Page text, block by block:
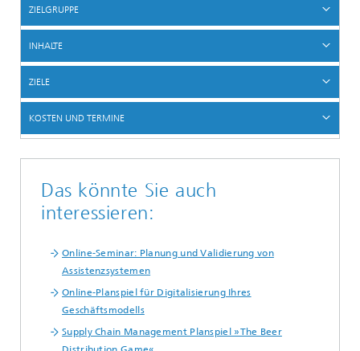
ZIELGRUPPE
INHALTE
ZIELE
KOSTEN UND TERMINE
Das könnte Sie auch
interessieren:
Online-Seminar: Planung und Validierung von
Assistenzsystemen
Online-Planspiel für Digitalisierung Ihres
Geschäftsmodells
Supply Chain Management Planspiel »The Beer